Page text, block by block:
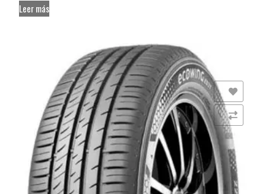
Leer más
Comparar
Añadir a la lista de deseos